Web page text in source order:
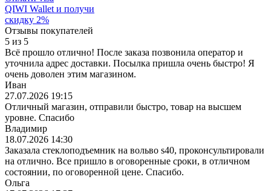
QIWI Wallet и получи
скидку 2%
Отзывы покупателей
5 из 5
Всё прошло отлично! После заказа позвонила оператор и
уточнила адрес доставки. Посылка пришла очень быстро! Я
очень доволен этим магазином.
Иван
27.07.2026 19:15
Отличный магазин, отправили быстро, товар на высшем
уровне. Спасибо
Владимир
18.07.2026 14:30
Заказала стеклоподъемник на вольво s40, проконсультировали
на отлично. Все пришло в оговоренные сроки, в отличном
состоянии, по оговоренной цене. Спасибо.
Ольга